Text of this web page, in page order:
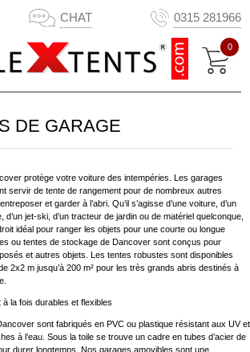
CHAT 0315 281966
0
DE GARAGE
protège votre voiture des intempéries. Les garages
servir de tente de rangement pour de nombreux autres
et garder à l’abri. Qu’il s’agisse d’une voiture, d’un
d’un jet-ski, d’un tracteur de jardin ou de matériel quelconque,
idéal pour ranger les objets pour une courte ou longue
ou tentes de stockage de Dancover sont conçus pour
et autres objets. Les tentes robustes sont disponibles
2x2 m jusqu’à 200 m² pour les très grands abris destinés à
la fois durables et flexibles
sont fabriqués en PVC ou plastique résistant aux UV et
à l’eau. Sous la toile se trouve un cadre en tubes d’acier de
durer longtemps. Nos garages amovibles sont une